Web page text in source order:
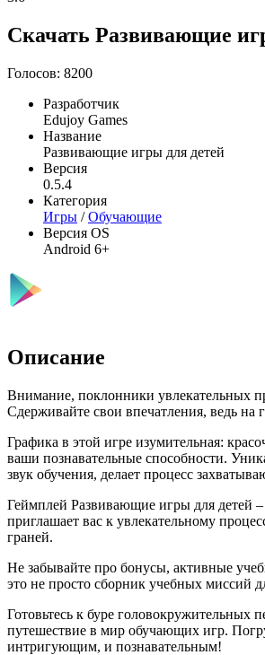
Скачать Развивающие
Голосов: 8200
Разработчик
Edujoy Games
Название
Развивающие игры для детей
Версия
0.5.4
Категория
Игры /Обучающие
Версия OS
Android 6+
Описание
Внимание, поклонники увлекательных
Сдерживайте свои впечатления, ведь на
Графика в этой игре изумительная:
ваши познавательные способности.
звук обучения, делает процесс
Геймплей Развивающие игры для детей –
приглашает вас к увлекательному
граней.
Не забывайте про бонусы, активные
это не просто сборник учебных миссий
Готовьтесь к буре
путешествие в мир обучающих игр.
интригующим, и познавательным!